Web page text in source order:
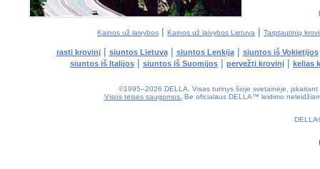
Kainos už laivybos | Kainos už laivybos Lietuva | Tarptautinių
rasti krovinį| siuntos Lietuva| siuntos Lenkija| siuntos iš Vokietijos
siuntos iš Italijos | siuntos iš Suomijos | pervežti krovinį | kelias
©1995–2026 DELLA. Visas turinys šioje svetainėje,
Visos teisės saugomos. Be oficialaus DELLA™ leidimo